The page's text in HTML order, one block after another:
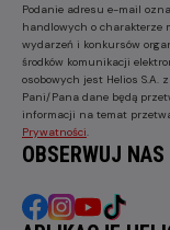
Podanie adresu e-mail
handlowych o charakterze
wydarzeń i konkursów
środków komunikacji
osobowych jest Helios S.A.
Pani/Pana dane będą
informacji na temat
Prywatności
OBSERWUJ NAS